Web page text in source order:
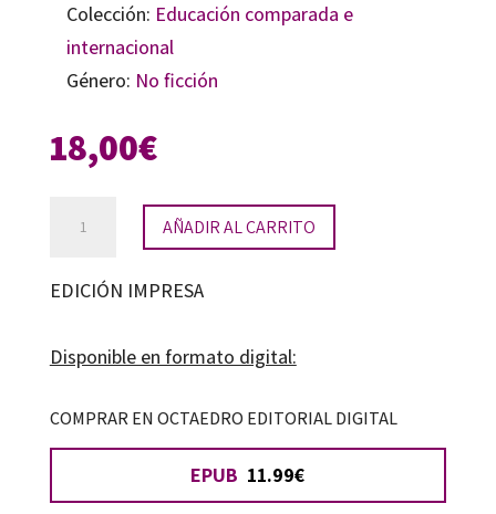
Colección: Educación comparada e
internacional
Género: No ficción
18,00€
Repensando
educación
cantidad
AÑADIR AL CARRITO
EDICIÓN IMPRESA
Disponible en formato digital:
COMPRAR EN OCTAEDRO EDITORIAL DIGITAL
EPUB 11.99€